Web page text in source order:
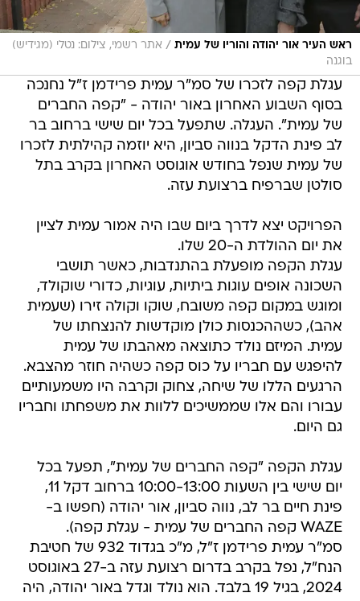
ראש העיר אור יהודה והוריו של עמית / אתר רשמי, צילום: נטלי (מגידיש)
בוגנה
עגלת קפה לזכרו של סמ"ר עמית פרידמן ז"ל נחנכה
בסוף השבוע האחרון באור יהודה - "קפה החברים
של עמית". העגלה. שתפעל בכל יום שישי ברחוב בר
לב פינת הדקל בנווה סביון, היא יוזמה קהילתית לזכרו
של עמית שנפל בחודש אוגוסט האחרון בקרב בתל
סולטן שברפיח ברצועת עזה.
הפרויקט יצא לדרך ביום שבו היה אמור עמית לציין
את יום ההולדת ה-20 שלו.
עגלת הקפה מופעלת בהתנדבות, כאשר תושבי
השכונה אופים עוגות ביתיות, עוגיות, כדורי שוקולד,
ומוגש במקום קפה משובח, שוקו וקולה זירו (שעמית
אהב), כשההכנסות כולן מוקדשות להנצחתו של
עמית. המיזם נולד כתוצאה מאהבתו של עמית
להיפגש עם חבריו על כוס קפה כשהיה חוזר מהצבא.
הרגעים הללו של שיחה, צחוק וקרבה היו משמעותיים
עבורו והם אלו שממשיכים ללוות את משפחתו וחבריו
גם היום.
עגלת הקפה "קפה החברים של עמית", תפעל בכל
יום שישי בין השעות 10:00-13:00 ברחוב דקל 11,
פינת חיים בר לב, נווה סביון, אור יהודה (חפשו ב-
WAZE קפה החברים של עמית - עגלת קפה).
סמ"ר עמית פרידמן ז"ל, מ"כ בגדוד 932 של חטיבת
הנח"ל, נפל בקרב בדרום רצועת עזה ב-27 באוגוסט
2024, בגיל 19 בלבד. הוא נולד וגדל באור יהודה, היה